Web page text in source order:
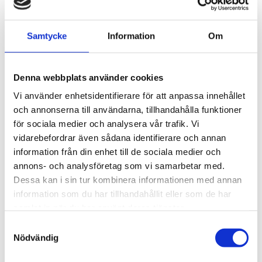
Samtycke Information Om
Denna webbplats använder cookies
Vi använder enhetsidentifierare för att anpassa innehållet
och annonserna till användarna, tillhandahålla funktioner
för sociala medier och analysera vår trafik. Vi
vidarebefordrar även sådana identifierare och annan
information från din enhet till de sociala medier och
annons- och analysföretag som vi samarbetar med.
Dessa kan i sin tur kombinera informationen med annan
information som du har tillhandahållit eller som de har
Nödvändig
Storsäljande
takcykelhållare
2 595 kr
Horisontell kajakhållare
3 145
Lägg till i favoriter
POPULÄRAST!